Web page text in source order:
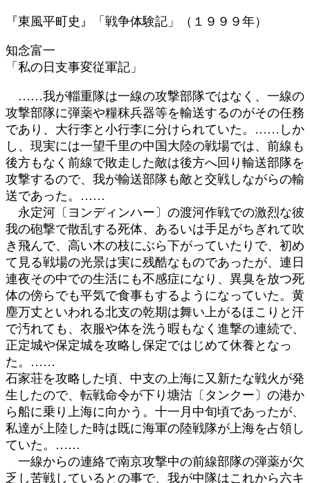
『東風平町史』「戦争体験記」（１９９９年）
知念富一
「私の日支事変従軍記」
……我が輜重隊は一線の攻撃部隊ではなく、一線の
攻撃部隊に弾薬や糧秣兵器等を輸送するのがその任務
であり、大行李と小行李に分けられていた。……しか
し、現実には一望千里の中国大陸の戦場では、前線も
後方もなく前線で敗走した敵は後方へ回り輸送部隊を
攻撃するので、我が輸送部隊も敵と交戦しながらの輸
送であった。……
永定河〔ヨンディンハー〕の渡河作戦での激烈な彼
我の砲撃で散乱する死体、あるいは手足がちぎれて吹
き飛んで、高い木の枝にぶら下がっていたりで、初め
て見る戦場の光景は実に残酷なものであったが、連日
連夜その中での生活にも不感症になり、異臭を放つ死
体の傍らでも平気で食事もするようになっていた。黄
塵万丈といわれる北支の乾期は舞い上がるほこりと汗
で汚れても、衣服や体を洗う暇もなく進撃の連続で、
正定城や保定城を攻略し保定ではじめて休養となっ
た。……
石家荘を攻略した頃、中支の上海に又新たな戦火が発
生したので、転戦命令が下り塘沽〔タンクー〕の港か
ら船に乗り上海に向かう。十一月中旬頃であったが、
私達が上陸した時は既に海軍の陸戦隊が上海を占領し
ていた。……
一線からの連絡で南京攻撃中の前線部隊の弾薬が欠
乏し苦戦しているとの事で、我が中隊はこれから六キ